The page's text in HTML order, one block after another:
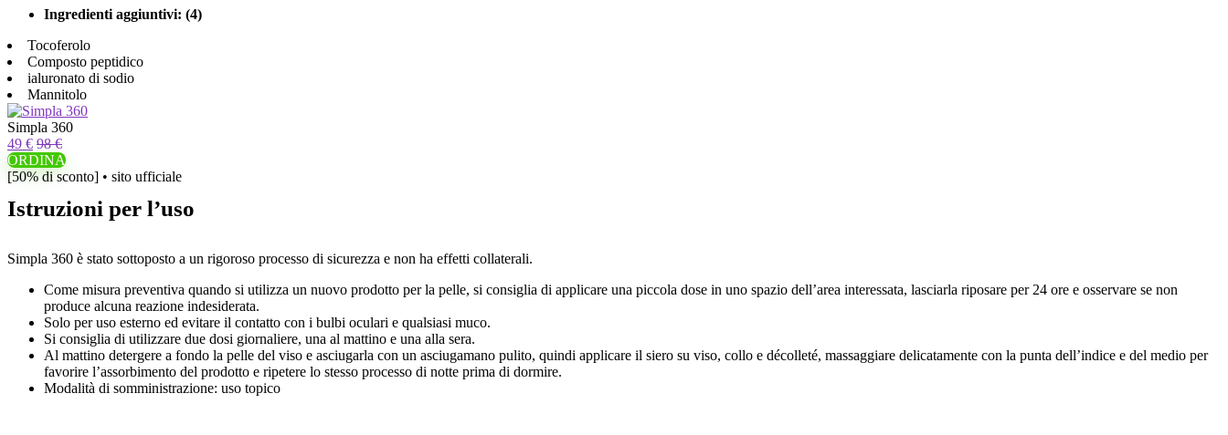
Ingredienti aggiuntivi: (4)
Tocoferolo
Composto peptidico
ialuronato di sodio
Mannitolo
Simpla 360
49 € 98 €
ORDINA
[50% di sconto] • sito ufficiale
Istruzioni per l’uso
Simpla 360 è stato sottoposto a un rigoroso processo di sicurezza e non ha effetti collaterali.
Come misura preventiva quando si utilizza un nuovo prodotto per la pelle, si consiglia di applicare una piccola dose in uno spazio dell’area interessata, lasciarla riposare per 24 ore e osservare se non
produce alcuna reazione indesiderata.
Solo per uso esterno ed evitare il contatto con i bulbi oculari e qualsiasi muco.
Si consiglia di utilizzare due dosi giornaliere, una al mattino e una alla sera.
Al mattino detergere a fondo la pelle del viso e asciugarla con un asciugamano pulito, quindi applicare il siero su viso, collo e décolleté, massaggiare delicatamente con la punta dell’indice e del medio per
favorire l’assorbimento del prodotto e ripetere lo stesso processo di notte prima di dormire.
Modalità di somministrazione: uso topico